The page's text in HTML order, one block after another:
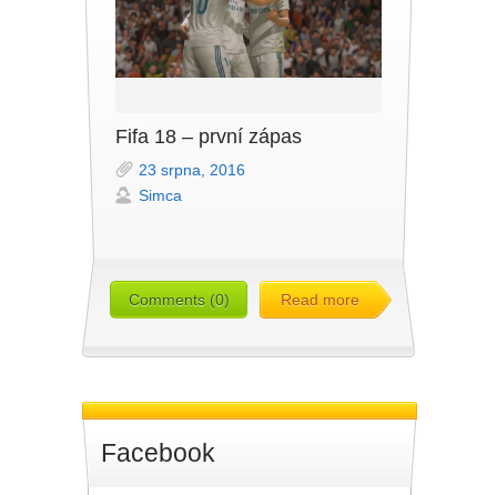
Fifa 18 – první zápas
23 srpna, 2016
Simca
Comments (0) Read more
Facebook